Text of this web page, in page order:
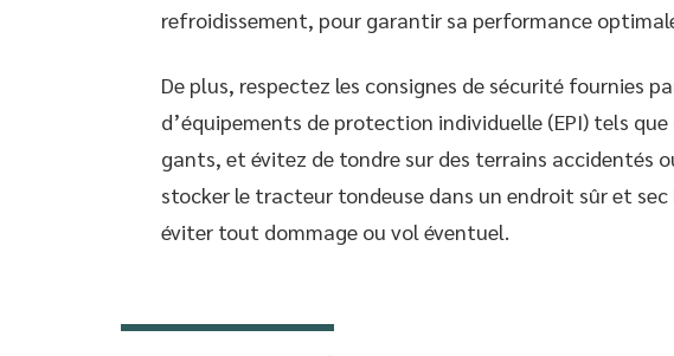
refroidissement, pour garantir sa performance
De plus, respectez les consignes de sécurité fournies
d’équipements de protection individuelle (EPI) tels
gants, et évitez de tondre sur des terrains accidentés
stocker le tracteur tondeuse dans un endroit sûr et
éviter tout dommage ou vol éventuel.